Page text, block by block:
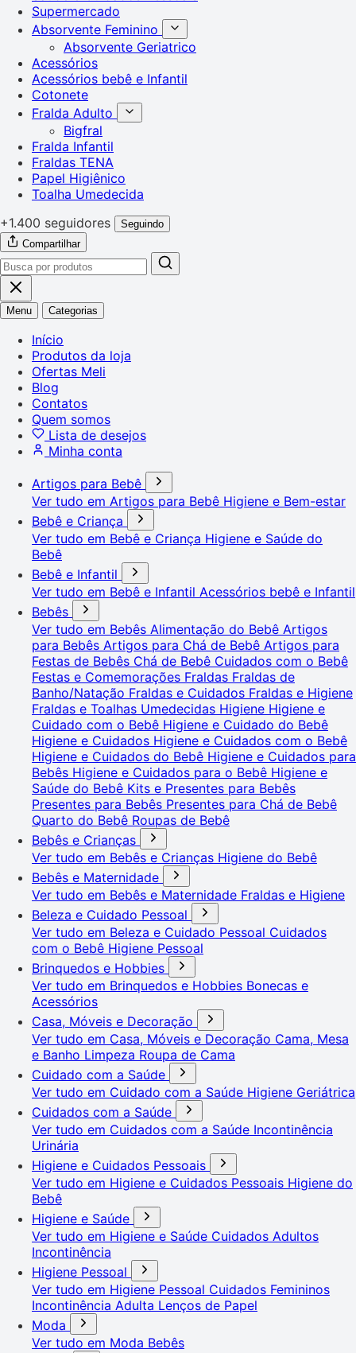
Supermercado
Absorvente Feminino
Absorvente Geriatrico
Acessórios
Acessórios bebê e Infantil
Cotonete
Fralda Adulto
Bigfral
Fralda Infantil
Fraldas TENA
Papel Higiênico
Toalha Umedecida
+1.400 seguidores
Seguindo
Compartilhar
Menu Categorias
Início
Produtos da loja
Ofertas Meli
Blog
Contatos
Quem somos
Lista de desejos
Minha conta
Artigos para Bebê
Ver tudo em Artigos para Bebê Higiene e Bem-estar
Bebê e Criança
Ver tudo em Bebê e Criança Higiene e Saúde do
Bebê
Bebê e Infantil
Ver tudo em Bebê e Infantil Acessórios bebê e Infantil
Bebês
Ver tudo em Bebês Alimentação do Bebê Artigos
para Bebês Artigos para Chá de Bebê Artigos para
Festas de Bebês Chá de Bebê Cuidados com o Bebê
Festas e Comemorações Fraldas Fraldas de
Banho/Natação Fraldas e Cuidados Fraldas e Higiene
Fraldas e Toalhas Umedecidas Higiene Higiene e
Cuidado com o Bebê Higiene e Cuidado do Bebê
Higiene e Cuidados Higiene e Cuidados com o Bebê
Higiene e Cuidados do Bebê Higiene e Cuidados para
Bebês Higiene e Cuidados para o Bebê Higiene e
Saúde do Bebê Kits e Presentes para Bebês
Presentes para Bebês Presentes para Chá de Bebê
Quarto do Bebê Roupas de Bebê
Bebês e Crianças
Ver tudo em Bebês e Crianças Higiene do Bebê
Bebês e Maternidade
Ver tudo em Bebês e Maternidade Fraldas e Higiene
Beleza e Cuidado Pessoal
Ver tudo em Beleza e Cuidado Pessoal Cuidados
com o Bebê Higiene Pessoal
Brinquedos e Hobbies
Ver tudo em Brinquedos e Hobbies Bonecas e
Acessórios
Casa, Móveis e Decoração
Ver tudo em Casa, Móveis e Decoração Cama, Mesa
e Banho Limpeza Roupa de Cama
Cuidado com a Saúde
Ver tudo em Cuidado com a Saúde Higiene Geriátrica
Cuidados com a Saúde
Ver tudo em Cuidados com a Saúde Incontinência
Urinária
Higiene e Cuidados Pessoais
Ver tudo em Higiene e Cuidados Pessoais Higiene do
Bebê
Higiene e Saúde
Ver tudo em Higiene e Saúde Cuidados Adultos
Incontinência
Higiene Pessoal
Ver tudo em Higiene Pessoal Cuidados Femininos
Incontinência Adulta Lenços de Papel
Moda
Ver tudo em Moda Bebês